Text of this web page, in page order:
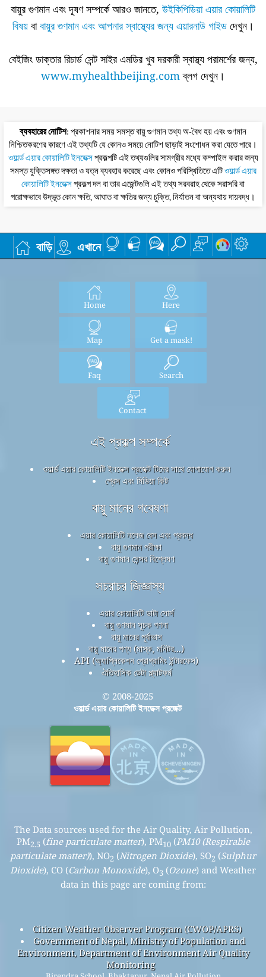
বায়ুর গুণমান এবং দূষণ সম্পর্কে আরও জানতে, উইকিপিডিয়া এয়ার কোয়ালিটি
বিষয়বাবায়ুর গুণমান এবং আপনার স্বাস্থ্যের জন্য এয়ারনাউ গাইডদেখুন।
বেইজিং ডাক্তার রিচার্ড সেন্ট সাইর এমডির খুব দরকারী স্বাস্থ্য পরামর্শের জন্য,
www.myhealthbeijing.comব্লগ দেখুন।
ব্যবহারের নোটিশ: প্রকাশনার সময় সমস্ত বায়ু গুণমান তথ্য অ-বৈধ হয় এবং গুণমান
নিশ্চিতকরণের কারণে এই তথ্যটি যে কোনও সময়ে নোটিশ ছাড়াই সংশোধন করা যেতে পারে।
ওয়ার্ল্ড এয়ার কোয়ালিটি ইনডেক্সপ্রকল্পটি এই তথ্যগুলির সামগ্রীর মধ্যে কম্পাইল করার জন্য
সমস্ত যুক্তিসঙ্গত দক্ষতা ও যত্ন ব্যবহার করেছে এবং কোনও পরিস্থিতিতে এটিওয়ার্ল্ড এয়ার
কোয়ালিটি ইনডেক্সপ্রকল্প দল বা তার এজেন্টগুলি এই তথ্য সরবরাহ থেকে সরাসরি বা
পরোক্ষভাবে উদ্ভূত কোন ক্ষতি, আঘাত বা ক্ষতির জন্য চুক্তি, নির্যাতন বা অন্যথায় দায়বদ্ধ।
বাড়ি এখানে
Home Here
Map Get a mask!
Faq Search
Contact
এই প্রকল্প সম্পর্কে
ওয়ার্ল্ড এয়ার কোয়ালিটি ইনডেক্স প্রজেক্ট টিমের সাথে যোগাযোগ করুন
প্রেস এবং মিডিয়া কিট
বায়ু মানের গবেষণা
এয়ার কোয়ালিটি নলেজ বেস এবং প্রবন্ধ
বায়ু গুণমান পরীক্ষা
বায়ু গুণমান সেন্সর বিশ্লেষণ
সচরাচর জিজ্ঞাস্য
এয়ার কোয়ালিটি ডাটা সোর্স
বায়ু গুণমান সূচক গণনা
বায়ু মানের পূর্বাভাস
বায়ু মানের পণ্য (মাস্ক, মনিটর...)
API (অ্যাপ্লিকেশন প্রোগ্রামিং ইন্টারফেস)
ঐতিহাসিক ডেটা প্ল্যাটফর্ম
© 2008-2025
ওয়ার্ল্ড এয়ার কোয়ালিটি ইনডেক্স প্রজেক্ট
The Data sources used for the Air Quality, Air Pollution,
PM2.5 (fine particulate matter), PM10(PM10 (Respirable
particulate matter)), NO2 (Nitrogen Dioxide), SO2 (Sulphur
Dioxide), CO (Carbon Monoxide), O3 (Ozone) and Weather
data in this page are coming from:
Citizen Weather Observer Program (CWOP/APRS)
Government of Nepal, Ministry of Population and
Environment, Department of Environment Air Quality
Monitoring